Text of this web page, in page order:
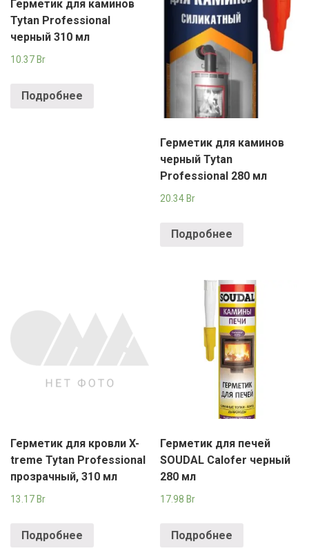
Герметик для каминов
Tytan Professional
черный 310 мл
10.37 Br
Подробнее
Герметик для каминов
черный Tytan
Professional 280 мл
20.34 Br
Подробнее
Герметик для кровли X-
treme Tytan Professional
прозрачный, 310 мл
13.17 Br
Подробнее
Герметик для печей
SOUDAL Calofer черный
280 мл
17.98 Br
Подробнее